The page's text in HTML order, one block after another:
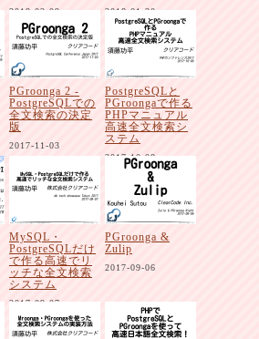
2018-02-09 2018-01-30
PGroonga 2 -
PostgreSQLでの
全文検索の決定
版
2017-11-03
PostgreSQLと
PGroongaで作る
PHPマニュアル
高速全文検索シ
ステム
2017-10-08
MySQL・
PostgreSQLだけ
で作る高速でリ
ッチな全文検索
システム
2017-09-07
PGroonga &
Zulip
2017-09-06